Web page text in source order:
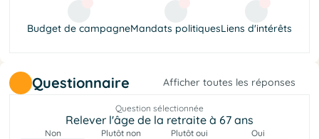
Budget de campagneMandats politiquesLiens d'intérêts
Questionnaire Afficher toutes les réponses
Question sélectionnée
Relever l'âge de la retraite à 67 ans
Non Plutôt non Plutôt oui Oui